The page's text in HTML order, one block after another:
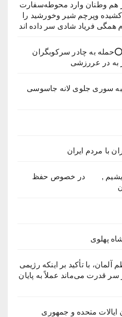
هم وطنان وارد محوطه‌سفارت
وپرچم شیر وخورشید را
همگی فریاد شادی سر داده اند
به چادر سرکوبگران
به در عررزشی
سوری جلوی لانه جاسوسی
با مردم ایران
بیندیشیم , در خصوص حفظ
پهلوی
با تأکید بر اینکه رژیمی
سر قدرت می‌ماند عملاً به پایان
ایالات متحده و جمهوری